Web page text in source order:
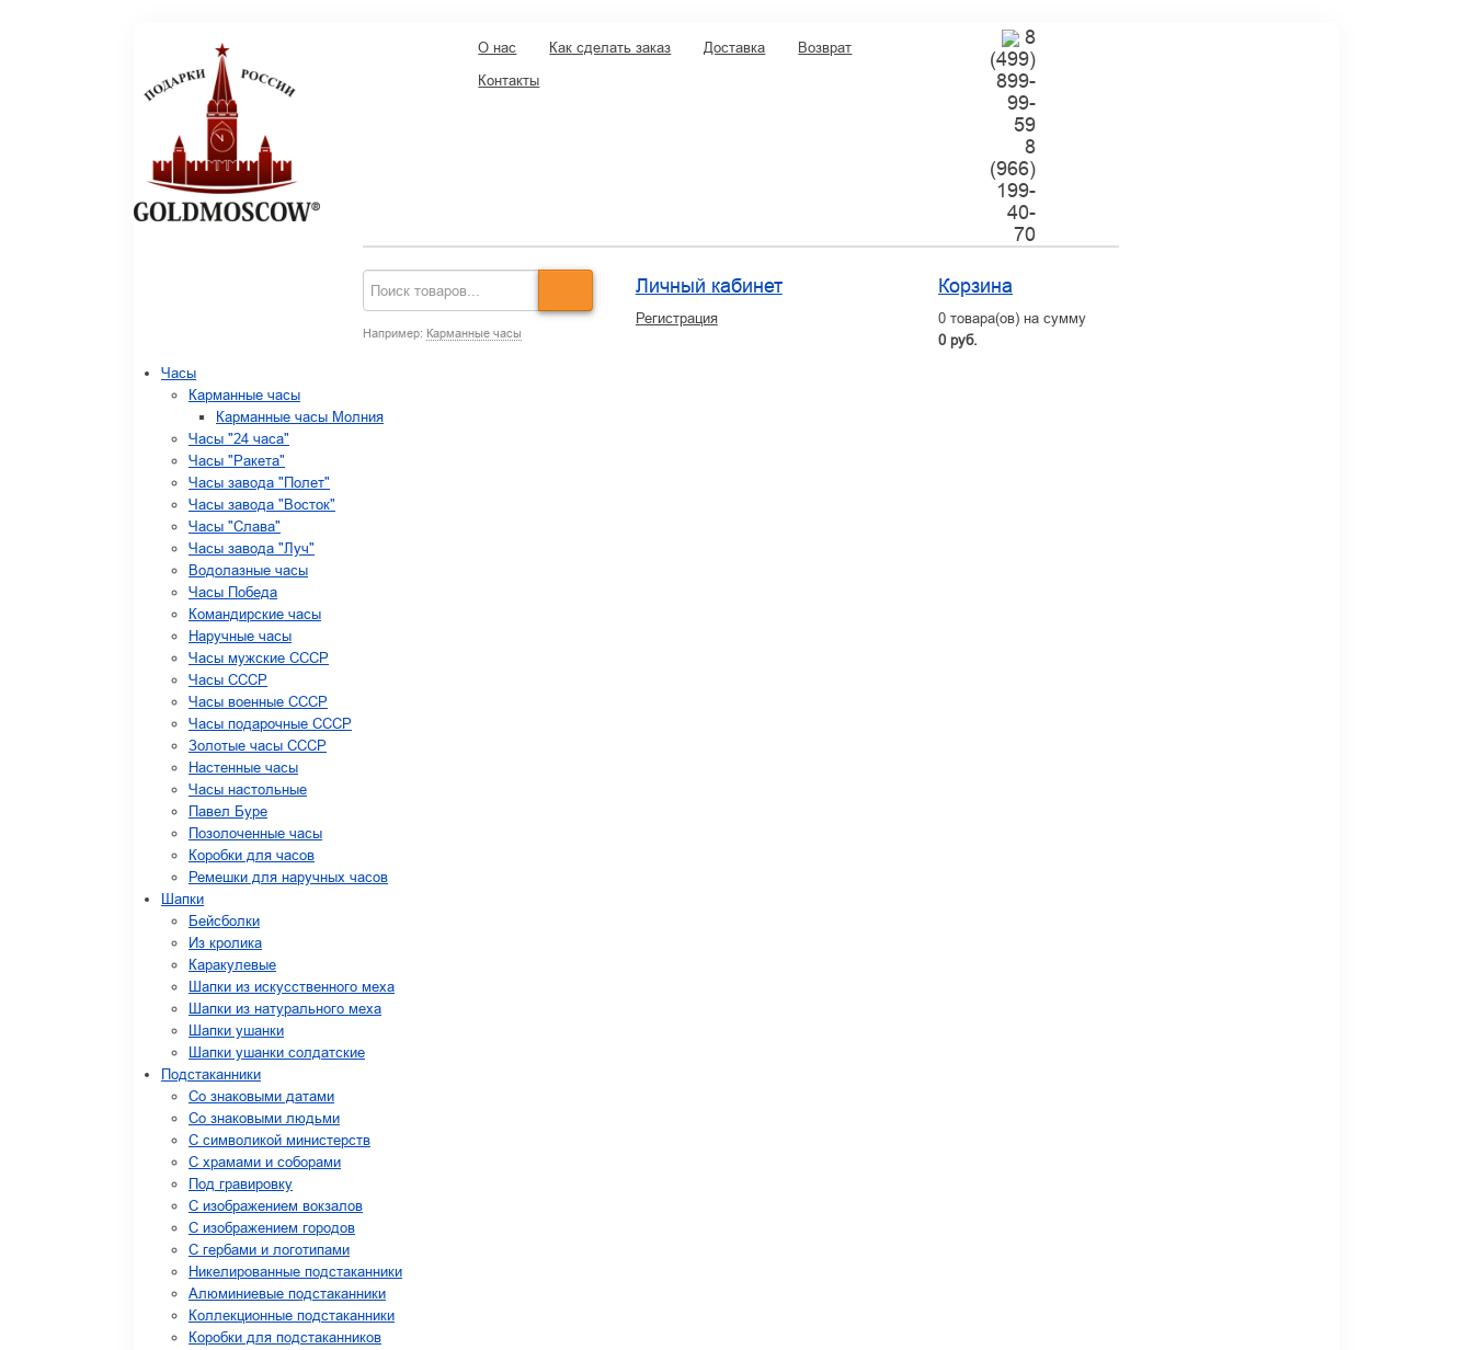
О нас Как сделать заказ Доставка
Возврат
Контакты
8
(499)
899-
99-
59
8
(966)
199-
40-
70
Например: Карманные часы
Личный кабинет
Регистрация
Корзина
0 товара(ов) на сумму
0 руб.
Часы
Карманные часы
Карманные часы Молния
Часы "24 часа"
Часы "Ракета"
Часы завода "Полет"
Часы завода "Восток"
Часы "Слава"
Часы завода "Луч"
Водолазные часы
Часы Победа
Командирские часы
Наручные часы
Часы мужские СССР
Часы СССР
Часы военные СССР
Часы подарочные СССР
Золотые часы СССР
Настенные часы
Часы настольные
Павел Буре
Позолоченные часы
Коробки для часов
Ремешки для наручных часов
Шапки
Бейсболки
Из кролика
Каракулевые
Шапки из искусственного меха
Шапки из натурального меха
Шапки ушанки
Шапки ушанки солдатские
Подстаканники
Со знаковыми датами
Cо знаковыми людьми
C символикой министерств
C храмами и соборами
Под гравировку
С изображением вокзалов
С изображением городов
С гербами и логотипами
Никелированные подстаканники
Алюминиевые подстаканники
Коллекционные подстаканники
Коробки для подстаканников